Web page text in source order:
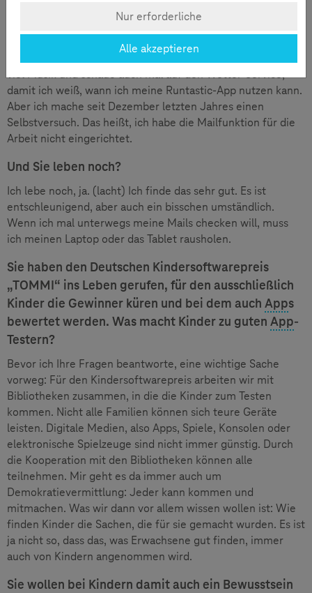
Snapchat, um mit meinen Kindern in Kontakt zu bleiben.
Beruflich nutze ich oft die Notizfunktion. Ich höre ziemlich
viel Musik und schaue auch mal auf den Wetter-Service,
damit ich weiß, wann ich meine Runtastic-App nutzen kann.
Aber ich mache seit Dezember letzten Jahres einen
Selbstversuch. Das heißt, ich habe die Mailfunktion für die
Arbeit nicht eingerichtet.
Und Sie leben noch?
Ich lebe noch, ja. (lacht) Ich finde das sehr gut. Es ist
entschleunigend, aber auch ein bisschen umständlich.
Wenn ich mal unterwegs meine Mails checken will, muss
ich meinen Laptop oder das Tablet rausholen.
Sie haben den Deutschen Kindersoftwarepreis
„TOMMI“ ins Leben gerufen, für den ausschließlich
Kinder die Gewinner küren und bei dem auch Apps
bewertet werden. Was macht Kinder zu guten App-
Testern?
Bevor ich Ihre Fragen beantworte, eine wichtige Sache
vorweg: Für den Kindersoftwarepreis arbeiten wir mit
Bibliotheken zusammen, in die die Kinder zum Testen
kommen. Nicht alle Familien können sich teure Geräte
leisten. Digitale Medien, also Apps, Spiele, Konsolen oder
elektronische Spielzeuge sind nicht immer günstig. Durch
die Kooperation mit den Bibliotheken können alle
teilnehmen. Mir geht es da immer auch um
Demokratievermittlung: Jeder kann kommen und
mitmachen. Was wir dann vor allem wissen wollen ist: Wie
finden Kinder die Sachen, die für sie gemacht wurden. Es ist
ja nicht so, dass das, was Erwachsene gut finden, immer
auch von Kindern angenommen wird.
Sie wollen bei Kindern damit auch ein Bewusstsein
Nur erforderliche
Alle akzeptieren